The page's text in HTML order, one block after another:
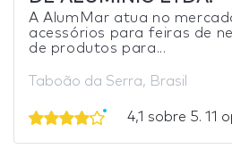
A AlumMar atua no
acessórios para feiras de
de produtos para...
Taboão da Serra, Brasil
4,1 sobre 5. 11